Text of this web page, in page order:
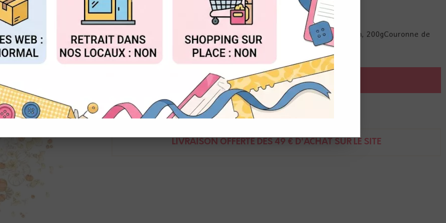
Réf. :AR-10.3386
Alexandra RenkePapier scrap imprimé sur papier aquarelle30 x 30 cm, 200gCouronne de
citrouilles4251412782176
AJOUTER AU PANIER
Demande de renseignement
LIVRAISON OFFERTE DÈS 49 € D'ACHAT SUR LE SITE
ACCEPTER TOUT